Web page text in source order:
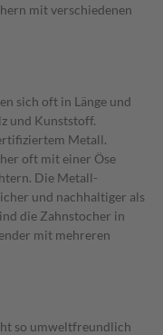
mit verschiedenen
sich oft in Länge und
und Kunststoff.
Metall.
oft mit einer Öse
Die Metall-
und nachhaltiger als
die Zahnstocher in
mit mehreren
so umweltfreundlich